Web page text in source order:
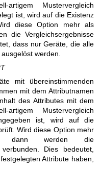
Mustervergleich
ist, wird auf die Existenz
diese Option mehr als
die Vergleichsergebnisse
dass nur Geräte, die alle
werden.
mit übereinstimmenden
mit dem Attributnamen
des Attributes mit dem
Mustervergleich
ist, wird auf die
Wird diese Option mehr
dann werden die
Dies bedeutet,
Attribute haben,